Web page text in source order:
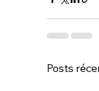
Posts